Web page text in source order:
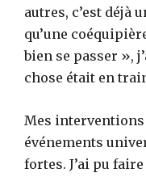
autres, c’est déjà
qu’une
bien se passer »,
chose était en
Mes interventions
événements
fortes. J’ai pu